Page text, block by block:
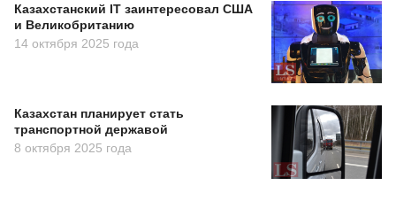
Казахстанский IT заинтересовал США
и Великобританию
14 октября 2025 года
Казахстан планирует стать
транспортной державой
8 октября 2025 года